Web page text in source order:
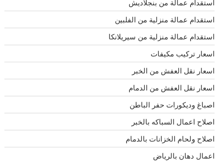
استقدام عمالة من بنجلاديش
استقدام عمالة منزلية من الفلبين
استقدام عمالة منزلية من سيريلانكا
اسعار تركيب مكيفات
اسعار نقل العفش من الخبر
اسعار نقل العفش من الدمام
اصباغ وديكورات حفر الباطن
اصلاح اعمال السباكه بالخبر
اصلاح ولحام الخزانات بالدمام
اعمال دهان بالرياض